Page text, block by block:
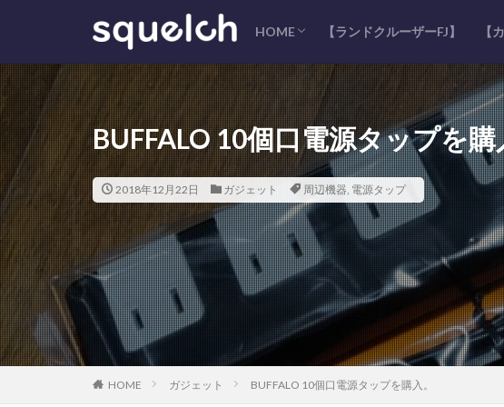
HOME
サイトマップ
プライバシーポリシー
コンタクト
【ランドクルーザーFJ】 【
BUFFALO 10個口電源タップを購
2018年12月22日 ガジェット 周辺機器, 電源タップ
HOME ガジェット BUFFALO 10個口電源タップを購入。